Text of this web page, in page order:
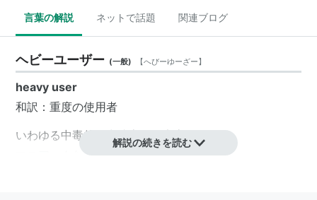
言葉の解説 ネットで話題 関連ブログ
ヘビーユーザー (一般) 【へびーゆーざー】
heavy user
和訳：重度の使用者
いわゆる中毒的な常連客、固定客。
マニアックなファン、フリーク、リピーター。
解説の続きを読む